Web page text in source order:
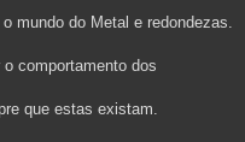
mundo do Metal e redondezas.
comportamento dos
que estas existam.